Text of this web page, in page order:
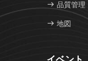
品質管理
地図